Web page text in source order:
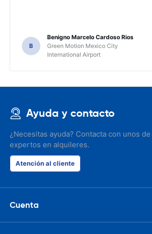
B
Benigno Marcelo Cardoso Rios
Green Motion Mexico City
International Airport
Ayuda y contacto
¿Necesitas ayuda? Contacta con unos
expertos en alquileres.
Atención al cliente
Cuenta